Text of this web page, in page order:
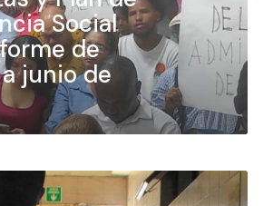
Social
de
junio de